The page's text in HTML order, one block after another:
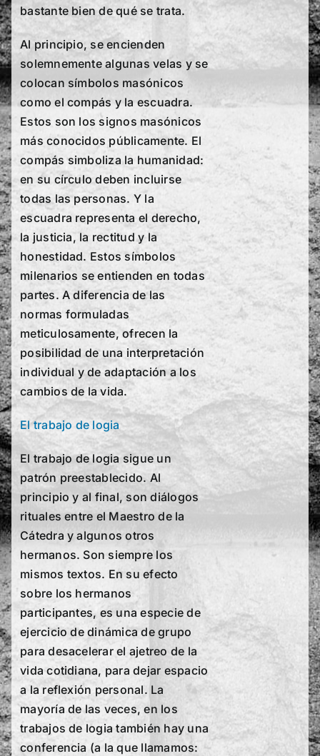
bastante bien de qué se trata.
Al principio, se encienden
solemnemente algunas velas y se
colocan símbolos masónicos
como el compás y la escuadra.
Estos son los signos masónicos
más conocidos públicamente. El
compás simboliza la humanidad:
en su círculo deben incluirse
todas las personas. Y la
escuadra representa el derecho,
la justicia, la rectitud y la
honestidad. Estos símbolos
milenarios se entienden en todas
partes. A diferencia de las
normas formuladas
meticulosamente, ofrecen la
posibilidad de una interpretación
individual y de adaptación a los
cambios de la vida.
El trabajo de logia
El trabajo de logia sigue un
patrón preestablecido. Al
principio y al final, son diálogos
rituales entre el Maestro de la
Cátedra y algunos otros
hermanos. Son siempre los
mismos textos. En su efecto
sobre los hermanos
participantes, es una especie de
ejercicio de dinámica de grupo
para desacelerar el ajetreo de la
vida cotidiana, para dejar espacio
a la reflexión personal. La
mayoría de las veces, en los
trabajos de logia también hay una
conferencia (a la que llamamos: